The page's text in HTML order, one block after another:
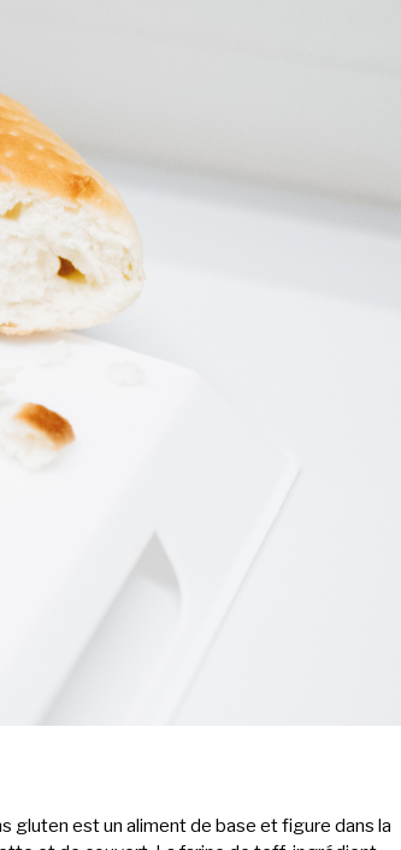
est un aliment de base et figure dans la